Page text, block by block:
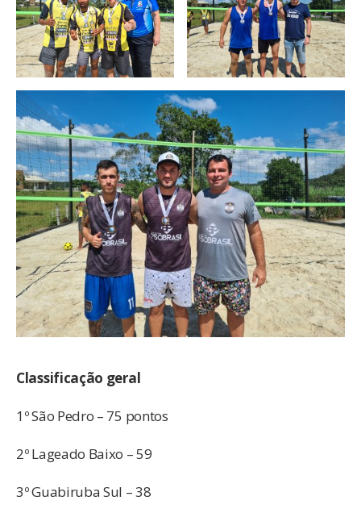
Classificação geral
1º São Pedro – 75 pontos
2º Lageado Baixo – 59
3º Guabiruba Sul – 38